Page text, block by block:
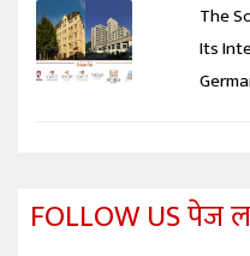
The
Its
FOLLOW US पेज